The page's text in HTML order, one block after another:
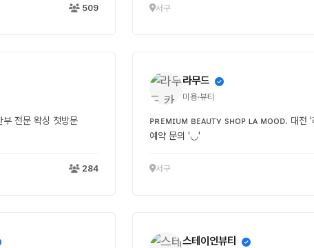
509 서구
부 전문 왁싱 첫방문
284
라무드
미용·뷰티
ᴘʀᴇᴍɪᴜᴍ ʙᴇᴀᴜᴛʏ sʜᴏᴘ ʟᴀ ᴍᴏᴏᴅ. 대전 '
예약 문의 '◡'
서구
스테이인뷰티